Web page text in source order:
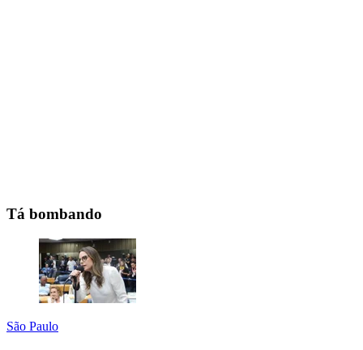
Tá bombando
São Paulo